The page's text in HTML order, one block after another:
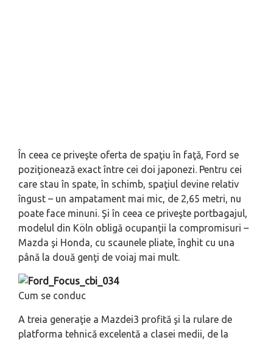
În ceea ce priveşte oferta de spaţiu în faţă, Ford se
poziţionează exact între cei doi japonezi. Pentru cei
care stau în spate, în schimb, spaţiul devine relativ
îngust – un ampatament mai mic, de 2,65 metri, nu
poate face minuni. Şi în ceea ce priveşte portbagajul,
modelul din Köln obligă ocupanţii la compromisuri –
Mazda şi Honda, cu scaunele pliate, înghit cu una
până la două genţi de voiaj mai mult.
Cum se conduc
A treia generaţie a Mazdei3 profită şi la rulare de
platforma tehnică excelentă a clasei medii, de la